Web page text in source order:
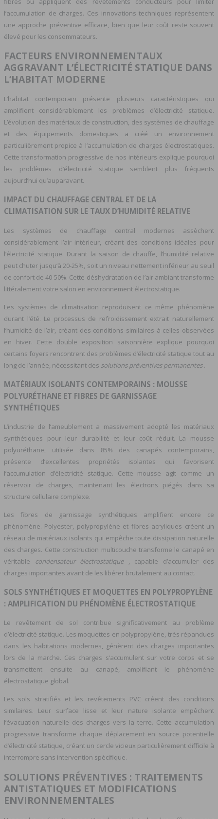
l’accumulation de charges. Ces innovations techniques représentent
une approche préventive efficace, bien que leur coût reste souvent
élevé pour les consommateurs.
FACTEURS ENVIRONNEMENTAUX
AGGRAVANT L’ÉLECTRICITÉ STATIQUE DANS
L’HABITAT MODERNE
L’habitat contemporain présente plusieurs caractéristiques qui
amplifient considérablement les problèmes d’électricité statique.
L’évolution des matériaux de construction, des systèmes de chauffage
et des équipements domestiques a créé un environnement
particulièrement propice à l’accumulation de charges électrostatiques.
Cette transformation progressive de nos intérieurs explique pourquoi
les problèmes d’électricité statique semblent plus fréquents
aujourd’hui qu’auparavant.
IMPACT DU CHAUFFAGE CENTRAL ET DE LA
CLIMATISATION SUR LE TAUX D’HUMIDITÉ RELATIVE
Les systèmes de chauffage central modernes assèchent
considérablement l’air intérieur, créant des conditions idéales pour
l’électricité statique. Durant la saison de chauffe, l’humidité relative
peut chuter jusqu’à 20-25%, soit un niveau nettement inférieur au seuil
de confort de 40-50%. Cette déshydratation de l’air ambiant transforme
littéralement votre salon en environnement électrostatique.
Les systèmes de climatisation reproduisent ce même phénomène
durant l’été. Le processus de refroidissement extrait naturellement
l’humidité de l’air, créant des conditions similaires à celles observées
en hiver. Cette double exposition saisonnière explique pourquoi
certains foyers rencontrent des problèmes d’électricité statique tout au
long de l’année, nécessitant des solutions préventives permanentes.
MATÉRIAUX ISOLANTS CONTEMPORAINS : MOUSSE
POLYURÉTHANE ET FIBRES DE GARNISSAGE
SYNTHÉTIQUES
L’industrie de l’ameublement a massivement adopté les matériaux
synthétiques pour leur durabilité et leur coût réduit. La mousse
polyuréthane, utilisée dans 85% des canapés contemporains,
présente d’excellentes propriétés isolantes qui favorisent
l’accumulation d’électricité statique. Cette mousse agit comme un
réservoir de charges, maintenant les électrons piégés dans sa
structure cellulaire complexe.
Les fibres de garnissage synthétiques amplifient encore ce
phénomène. Polyester, polypropylène et fibres acryliques créent un
réseau de matériaux isolants qui empêche toute dissipation naturelle
des charges. Cette construction multicouche transforme le canapé en
véritable condensateur électrostatique , capable d’accumuler des
charges importantes avant de les libérer brutalement au contact.
SOLS SYNTHÉTIQUES ET MOQUETTES EN POLYPROPYLÈNE
: AMPLIFICATION DU PHÉNOMÈNE ÉLECTROSTATIQUE
Le revêtement de sol contribue significativement au problème
d’électricité statique. Les moquettes en polypropylène, très répandues
dans les habitations modernes, génèrent des charges importantes
lors de la marche. Ces charges s’accumulent sur votre corps et se
transmettent ensuite au canapé, amplifiant le phénomène
électrostatique global.
Les sols stratifiés et les revêtements PVC créent des conditions
similaires. Leur surface lisse et leur nature isolante empêchent
l’évacuation naturelle des charges vers la terre. Cette accumulation
progressive transforme chaque déplacement en source potentielle
d’électricité statique, créant un cercle vicieux particulièrement difficile à
interrompre sans intervention spécifique.
SOLUTIONS PRÉVENTIVES : TRAITEMENTS
ANTISTATIQUES ET MODIFICATIONS
ENVIRONNEMENTALES